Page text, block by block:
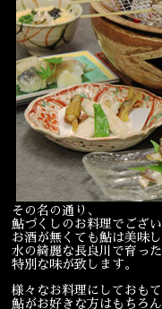
その名の通り、
鮎づくしのお料理でござい
お酒が無くても鮎は美味
水の綺麗な長良川で育った
特別な味が致します。
様々なお料理にしておも
鮎がお好きな方はもちろん
結婚式・披露宴
ご接待
慶事
宴会